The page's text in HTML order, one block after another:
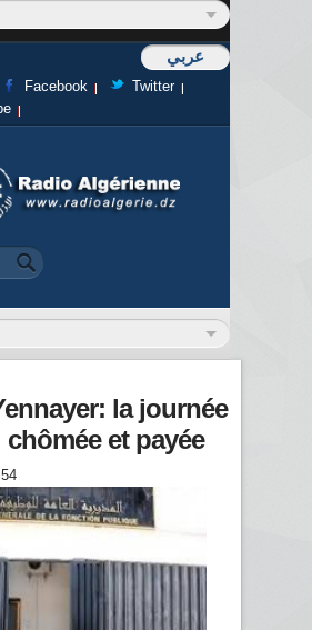
عربي
Facebook
Twitter
de recherche
la journée
et payée